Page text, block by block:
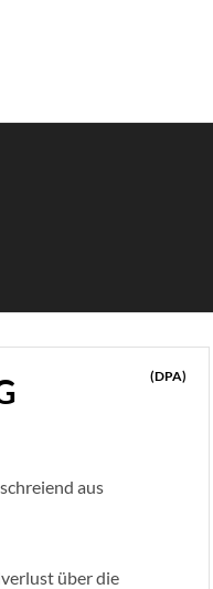
(DPA)
aus
über die